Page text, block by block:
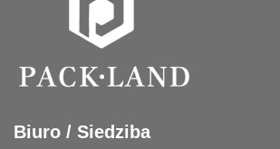
Biuro / Siedziba